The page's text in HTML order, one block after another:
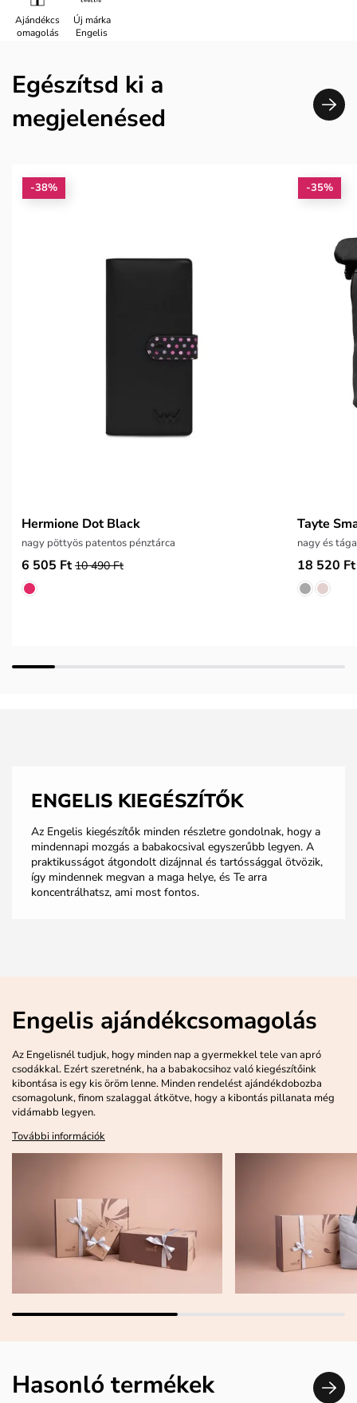
Ajándékcs
omagolás
Új márka
Engelis
Egészítsd ki a
megjelenésed
-38%
Hermione Dot Black
nagy pöttyös patentos pénztárca
6 505 Ft 10 490 Ft
-35%
Tayte
nagy és
18 520 Ft
ENGELIS KIEGÉSZÍTŐK
Az Engelis kiegészítők minden részletre gondolnak, hogy a
mindennapi mozgás a babakocsival egyszerűbb legyen. A
praktikusságot átgondolt dizájnnal és tartóssággal ötvözik,
így mindennek megvan a maga helye, és Te arra
koncentrálhatsz, ami most fontos.
Engelis ajándékcsomagolás
Az Engelisnél tudjuk, hogy minden nap a gyermekkel tele van apró
csodákkal. Ezért szeretnénk, ha a babakocsihoz való kiegészítőink
kibontása is egy kis öröm lenne. Minden rendelést ajándékdobozba
csomagolunk, finom szalaggal átkötve, hogy a kibontás pillanata még
vidámabb legyen.
További információk
Hasonló termékek